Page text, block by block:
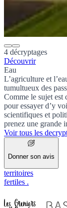
4 décryptages
Découvrir
Eau
L’agriculture et
tumultueux des
Comme le sujet est
pour essayer d’y
scientifiques et
prenez une grande
Voir tous les
Donner son avis
territoires
fertiles .